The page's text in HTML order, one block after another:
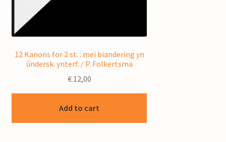
12 Kanons for 2 st. : mei biandering yn
ûndersk. ynterf. / P. Folkertsma
€12,00
Add to cart